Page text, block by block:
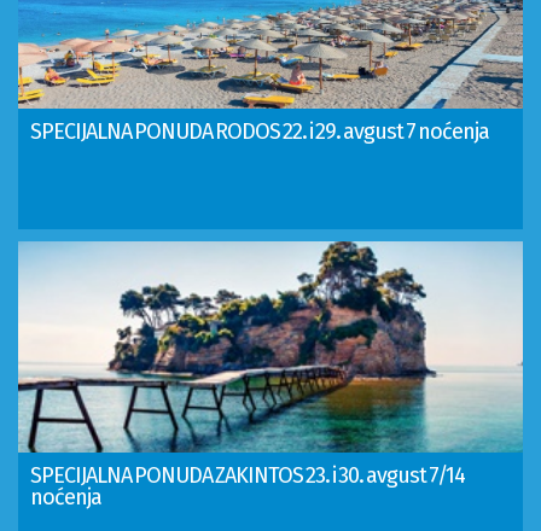
SPECIJALNA PONUDA RODOS 22. i 29. avgust 7 noćenja
SPECIJALNA PONUDA ZAKINTOS 23. i 30. avgust 7/14
noćenja